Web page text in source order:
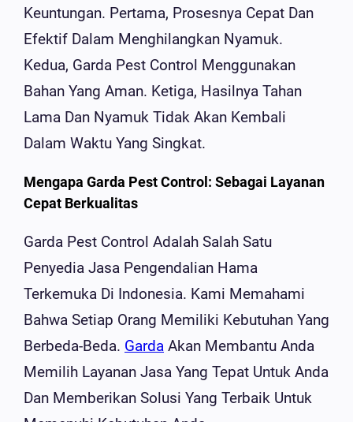
Keuntungan. Pertama, Prosesnya Cepat Dan
Efektif Dalam Menghilangkan Nyamuk.
Kedua, Garda Pest Control Menggunakan
Bahan Yang Aman. Ketiga, Hasilnya Tahan
Lama Dan Nyamuk Tidak Akan Kembali
Dalam Waktu Yang Singkat.
Mengapa Garda Pest Control: Sebagai Layanan
Cepat Berkualitas
Garda Pest Control Adalah Salah Satu
Penyedia Jasa Pengendalian Hama
Terkemuka Di Indonesia. Kami Memahami
Bahwa Setiap Orang Memiliki Kebutuhan Yang
Berbeda-Beda. Garda Akan Membantu Anda
Memilih Layanan Jasa Yang Tepat Untuk Anda
Dan Memberikan Solusi Yang Terbaik Untuk